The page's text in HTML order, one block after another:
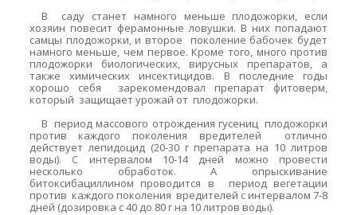
В саду станет намного меньше плодожорки, если
хозяин повесит ферамонные ловушки. В них попадают
самцы плодожорки, и второе поколение бабочек будет
намного меньше, чем первое. Кроме того, много против
плодожорки биологических, вирусных препаратов, а
также химических инсектицидов. В последние годы
хорошо себя зарекомендовал препарат фитоверм,
который защищает урожай от плодожорки.
В период массового отрождения гусениц плодожорки
против каждого поколения вредителей отлично
действует лепидоцид (20-30 гпрепарата на 10 литров
воды). С интервалом 10-14 дней можно провести
несколько обработок. А опрыскивание
битоксибациллином проводится в период вегетации
против каждого поколения вредителей с интервалом 7-8
дней (дозировка с 40 до 80 гна 10 литров воды).